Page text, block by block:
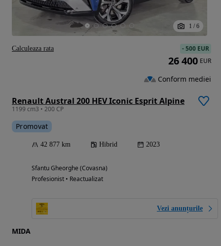
1 / 6
Renault Austral 200 HEV Iconic Esprit Alpine
1199 cm3 • 200 CP
Promovat
42 877 km Hibrid 2023
Sfantu Gheorghe (Covasna)
Profesionist • Reactualizat
Vezi anunțurile
MIDA
-500 EUR
26 400 EUR
Conform mediei
Calculeaza rata